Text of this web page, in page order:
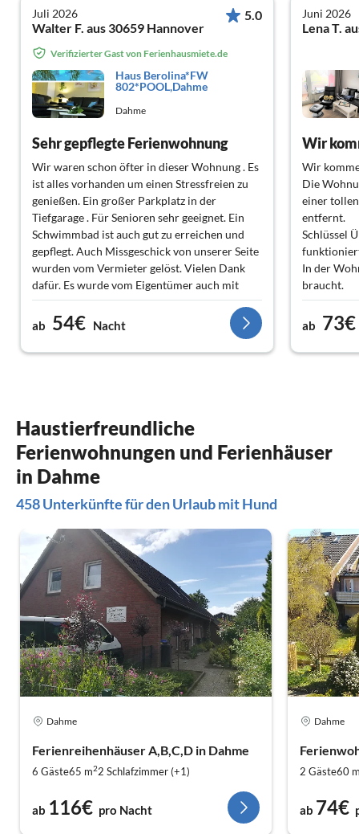
Juli 2026
Walter F. aus 30659 Hannover
5.0
Verifizierter Gast von Ferienhausmiete.de
Haus Berolina*FW
802*POOL,Dahme
Dahme
Sehr gepflegte Ferienwohnung
Wir waren schon öfter in dieser Wohnung . Es
ist alles vorhanden um einen Stressfreien zu
genießen. Ein großer Parkplatz in der
Tiefgarage . Für Senioren sehr geeignet. Ein
Schwimmbad ist auch gut zu erreichen und
gepflegt. Auch Missgeschick von unserer Seite
wurden vom Vermieter gelöst. Vielen Dank
dafür. Es wurde vom Eigentümer auch mit
einen guten Preis angeboten.
ab 54€ Nacht
Juni 2026
Lena T.
Wir
Wir
Die
einer
entfernt.
Schlüssel
In der
braucht.
Die
viele
ab 73€
Haustierfreundliche
Ferienwohnungen und Ferienhäuser
in Dahme
458 Unterkünfte für den Urlaub mit Hund
Dahme
Ferienreihenhäuser A,B,C,D in Dahme
6 Gäste65 m22 Schlafzimmer (+1)
ab 116€ pro Nacht
Dahme
2 Gäste60
ab 74€